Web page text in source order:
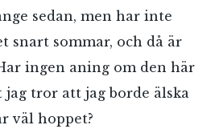
sedan, men har inte
snart sommar, och då är
ingen aning om den här
jag tror att jag borde älska
väl hoppet?